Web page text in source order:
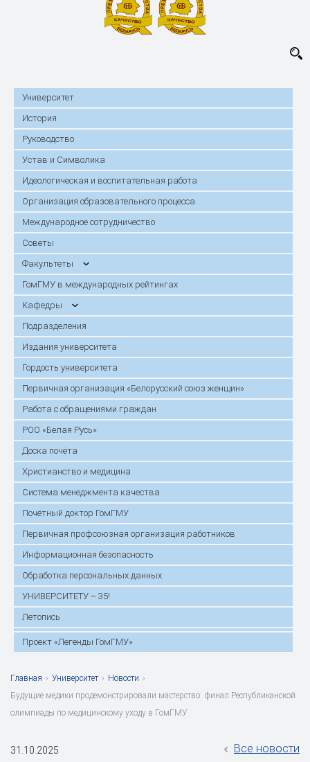
Университет
История
Руководство
Устав и Символика
Идеологическая и воспитательная работа
Организация образовательного процесса
Международное сотрудничество
Советы
Факультеты
ГомГМУ в международных рейтингах
Кафедры
Подразделения
Издания университета
Гордость университета
Первичная организация «Белорусский союз женщин»
Работа с обращениями граждан
РОО «Белая Русь»
Доска почёта
Христианство и медицина
Система менеджмента качества
Почётный доктор ГомГМУ
Первичная профсоюзная организация работников
Информационная безопасность
Обработка персональных данных
УНИВЕРСИТЕТУ – 35!
Летопись
Проект «Легенды ГомГМУ»
Главная › Университет › Новости ›
Будущие медики продемонстрировали мастерство: финал Республиканской
олимпиады по медицинскому уходу в ГомГМУ
31.10.2025 Все новости